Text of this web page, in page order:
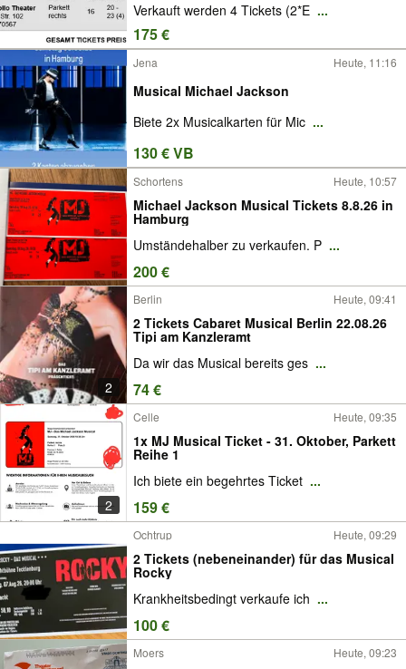
Verkauft werden 4 Tickets (2*E ...
175 €
Jena Heute, 11:16
Musical Michael Jackson
Biete 2x Musicalkarten für Mic ...
130 € VB
Schortens Heute, 10:57
Michael Jackson Musical Tickets 8.8.26 in
Hamburg
Umständehalber zu verkaufen. P ...
200 €
2
Berlin Heute, 09:41
2 Tickets Cabaret Musical Berlin 22.08.26
Tipi am Kanzleramt
Da wir das Musical bereits ges ...
74 €
2
Celle Heute, 09:35
1x MJ Musical Ticket - 31. Oktober, Parkett
Reihe 1
Ich biete ein begehrtes Ticket ...
159 €
Ochtrup Heute, 09:29
2 Tickets (nebeneinander) für das Musical
Rocky
Krankheitsbedingt verkaufe ich ...
100 €
Moers Heute, 09:23